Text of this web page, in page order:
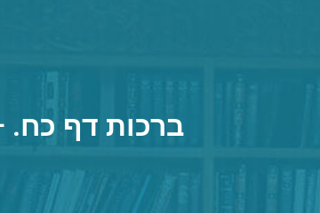
ברכות דף כח. –